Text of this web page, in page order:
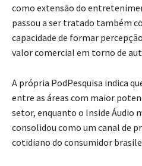
como extensão do
passou a ser tratado também
capacidade de formar
valor comercial em torno de
A própria PodPesquisa indica
entre as áreas com maior
setor, enquanto o Inside Áudio
consolidou como um canal de
cotidiano do consumidor